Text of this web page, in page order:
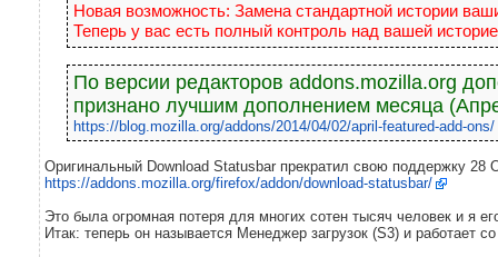
Новая возможность: Замена стандартной истории
Теперь у вас есть полный контроль над вашей
По версии редакторов addons.mozilla.org
признано лучшим дополнением месяца
https://blog.mozilla.org/addons/2014/04/02/april-featured-add-ons/
Оригинальный Download Statusbar прекратил свою поддержку 28
https://addons.mozilla.org/firefox/addon/download-statusbar/
Это была огромная потеря для многих сотен тысяч человек и я
Итак: теперь он называется Менеджер загрузок (S3) и работает